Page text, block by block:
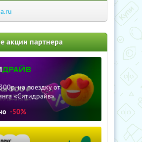
акции партнера
на поездку от
«Ситидрайв»
-50%